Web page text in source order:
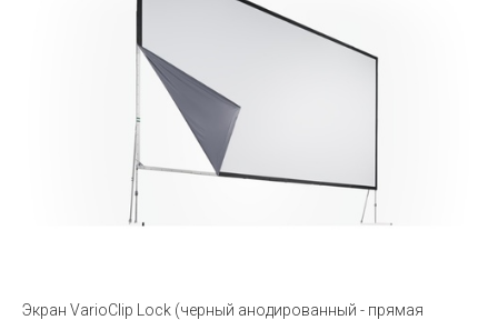
Экран VarioClip Lock (черный анодированный - прямая